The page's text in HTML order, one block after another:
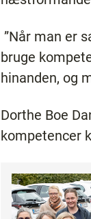
”Når man er
bruge
hinanden, og
Dorthe Boe
kompetencer